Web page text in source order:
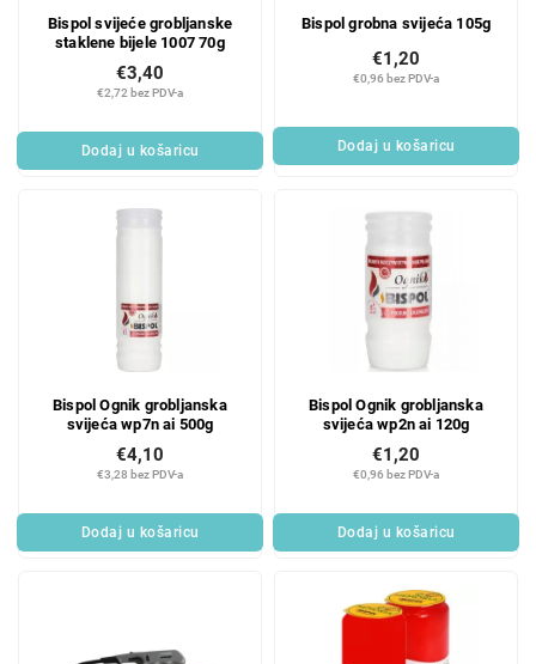
Bispol svijeće grobljanske
staklene bijele 1007 70g
€2,72 bez PDV-a
€3,40
Dodaj u košaricu
Bispol grobna svijeća 105g
€0,96 bez PDV-a
€1,20
Dodaj u košaricu
Bispol Ognik grobljanska
svijeća wp7n ai 500g
€3,28 bez PDV-a
€4,10
Dodaj u košaricu
Bispol Ognik grobljanska
svijeća wp2n ai 120g
€0,96 bez PDV-a
€1,20
Dodaj u košaricu